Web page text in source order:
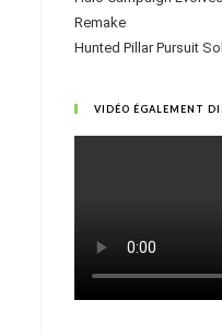
Remake
Hunted Pillar Pursuit
VIDÉO ÉGALEMENT